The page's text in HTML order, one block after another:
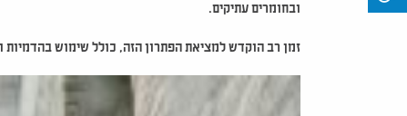
ובחומרים עתיקים.
זמן רב הוקדש למציאת הפתרון הזה, כולל שימוש בהדמיות